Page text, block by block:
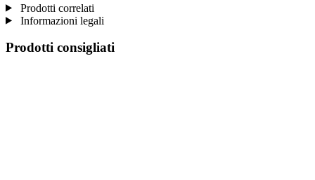
Prodotti correlati
Informazioni legali
Prodotti consigliati